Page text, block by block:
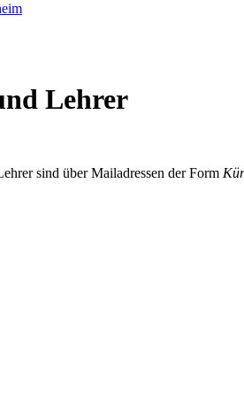
Lehrer
sind über Mailadressen der Form